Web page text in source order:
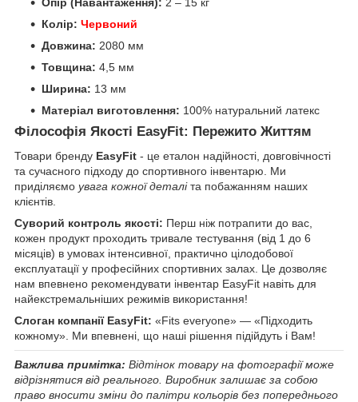
Колір: Червоний
Довжина: 2080 мм
Товщина: 4,5 мм
Ширина: 13 мм
Матеріал виготовлення: 100% натуральний латекс
Філософія Якості EasyFit: Пережито Життям
Товари бренду EasyFit - це еталон надійності, довговічності
та сучасного підходу до спортивного інвентарю. Ми
приділяємо увага кожної деталіта побажанням наших
клієнтів.
Суворий контроль якості: Перш ніж потрапити до вас,
кожен продукт проходить тривале тестування (від 1 до 6
місяців) в умовах інтенсивної, практично цілодобової
експлуатації у професійних спортивних залах. Це дозволяє
нам впевнено рекомендувати інвентар EasyFit навіть для
найекстремальніших режимів використання!
Слоган компанії EasyFit: «Fits everyone» — «Підходить
кожному». Ми впевнені, що наші рішення підійдуть і Вам!
Важлива примітка: Відтінок товару на фотографії може
відрізнятися від реального. Виробник залишає за собою
право вносити зміни до палітри кольорів без попереднього